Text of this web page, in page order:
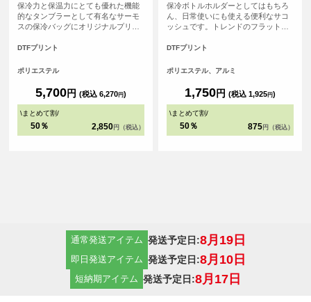
保冷力と保温力にとても優れた機能
的なタンブラーとして有名なサーモ
スの保冷バッグにオリジナルプリン
バッグ7L（RFF-007）は、500mlの
で、マチが広めで幅の広いお弁当箱
ットできるメッシュポケットが付い
ています。大容量サイズで沢山持ち
運びできます。
DTFプリント
ポリエステル
5,700円 (税込 6,270円)
\まとめて割/
50％ 2,850 円（税込）
保冷ボトルホルダーとしてはもちろ
ん、日常使いにも使える便利なサコ
ッシュです。トレンドのフラット型
ろん、日常にもマッチするスタイリ
を入れるのにも便利なサイズ感で、
いただけます。またショルダーは取
り外し・長さ調整が可能なので、保
冷ポーチとして使用することもでき
DTFプリント
ポリエステル、アルミ
1,750円 (税込 1,925円)
\まとめて割/
50％ 875 円（税込）
通常発送アイテム 発送予定日:8月19日
即日発送アイテム 発送予定日:8月10日
短納期アイテム 発送予定日:8月17日